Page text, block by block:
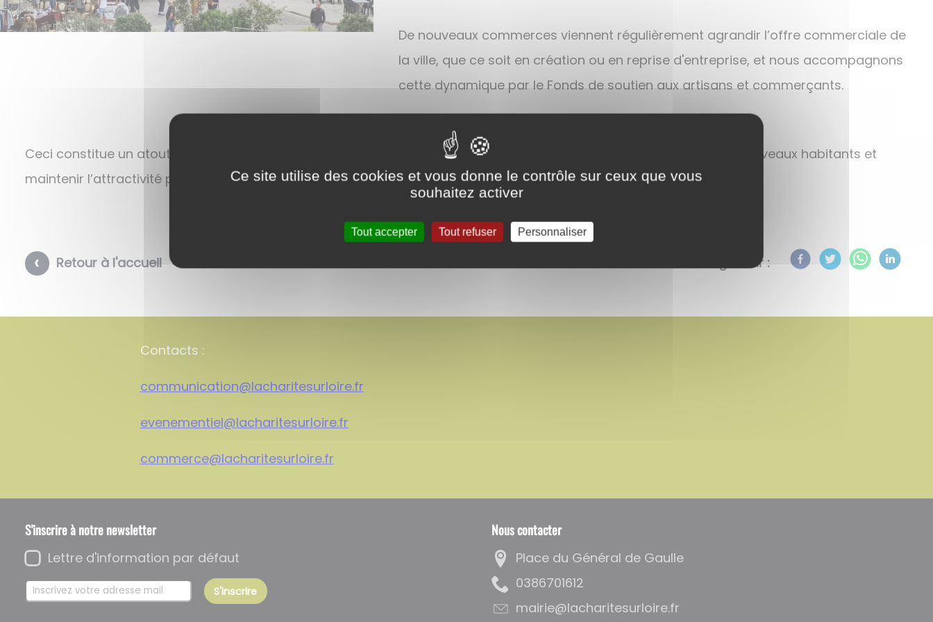
De nouveaux commerces viennent régulièrement agrandir l’offre commerciale de
la ville, que ce soit en création ou en reprise d'entreprise, et nous accompagnons
cette dynamique par le Fonds de soutien aux artisans et commerçants.
Ceci constitue un atout majeur pour notre cité, que de voir s’étoffer l’offre et la demande afin d’attirer touristes et nouveaux habitants et
maintenir l’attractivité pour notre population.
Retour à l'accueil Partagez sur :
Contacts :
communication@lacharitesurloire.fr
evenementiel@lacharitesurloire.fr
commerce@lacharitesurloire.fr
S'inscrire à notre newsletter
Lettre d'information par défaut
S'inscrire
Nous contacter
Place du Général de Gaulle
2161076830
rf.eriolrusetirahcal@eiriam
Ce site utilise des cookies et vous donne le contrôle sur ceux que vous
souhaitez activer
Tout accepter Tout refuser Personnaliser